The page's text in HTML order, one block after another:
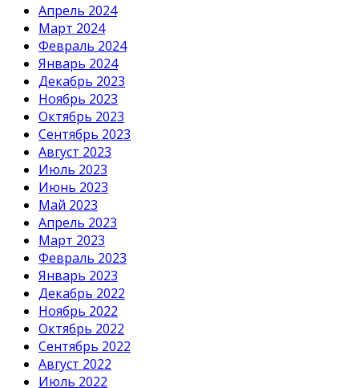
Апрель 2024
Март 2024
Февраль 2024
Январь 2024
Декабрь 2023
Ноябрь 2023
Октябрь 2023
Сентябрь 2023
Август 2023
Июль 2023
Июнь 2023
Май 2023
Апрель 2023
Март 2023
Февраль 2023
Январь 2023
Декабрь 2022
Ноябрь 2022
Октябрь 2022
Сентябрь 2022
Август 2022
Июль 2022